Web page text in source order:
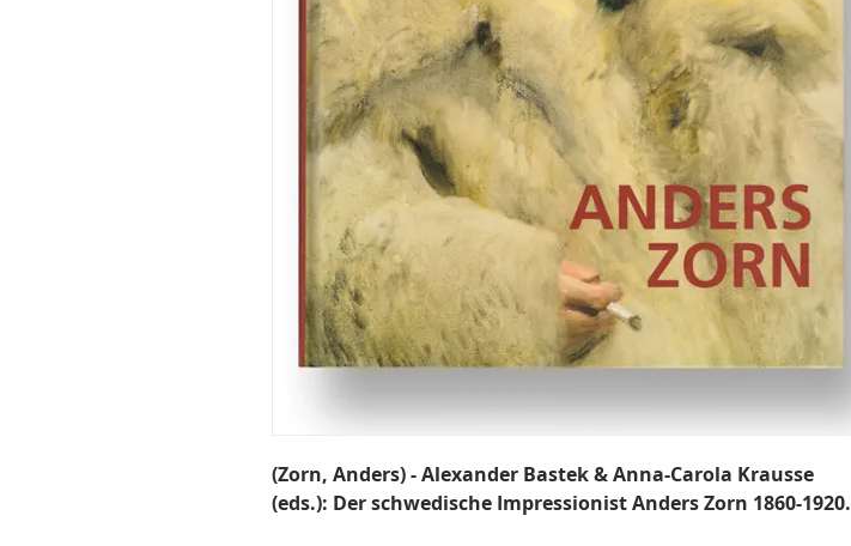
(Zorn, Anders) - Alexander Bastek & Anna-Carola Krausse
(eds.): Der schwedische Impressionist Anders Zorn 1860-1920.